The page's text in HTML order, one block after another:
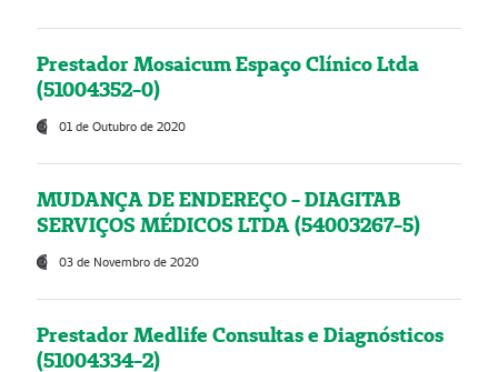
Prestador Mosaicum Espaço Clínico Ltda
(51004352-0)
01 de Outubro de 2020
MUDANÇA DE ENDEREÇO - DIAGITAB
SERVIÇOS MÉDICOS LTDA (54003267-5)
03 de Novembro de 2020
Prestador Medlife Consultas e Diagnósticos
(51004334-2)